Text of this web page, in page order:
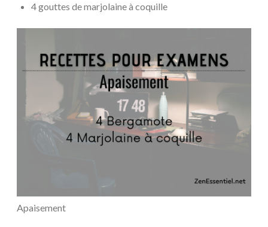
4 gouttes de marjolaine à coquille
Apaisement